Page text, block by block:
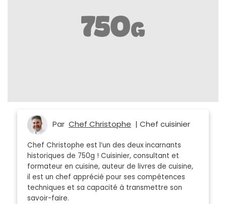
Par Chef Christophe | Chef cuisinier
Chef Christophe est l’un des deux incarnants
historiques de 750g ! Cuisinier, consultant et
formateur en cuisine, auteur de livres de cuisine,
il est un chef apprécié pour ses compétences
techniques et sa capacité à transmettre son
savoir-faire.